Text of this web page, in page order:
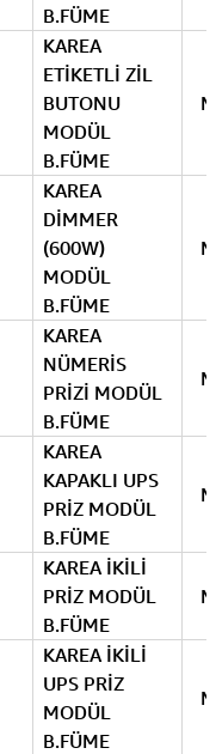
B.FÜME
KAREA
ETİKETLİ ZİL
BUTONU
MODÜL
B.FÜME
KAREA
DİMMER
(600W)
MODÜL
B.FÜME
KAREA
NÜMERİS
PRİZİ MODÜL
B.FÜME
KAREA
KAPAKLI UPS
PRİZ MODÜL
B.FÜME
KAREA İKİLİ
PRİZ MODÜL
B.FÜME
KAREA İKİLİ
UPS PRİZ
MODÜL
B.FÜME